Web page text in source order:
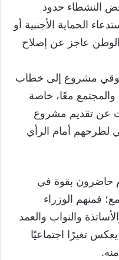
النشطاء حدود
الحماية الأجنبية أو
الوطن عاجز عن إصلاح
مشروع إلى خطاب
والمجتمع معًا، خاصة
عن تقديم مشروع
لطرحهم أمام الرأي
حاضرون بقوة في
فمنهم الوزراء
والنواب والعمد
تغيرًا اجتماعيًا